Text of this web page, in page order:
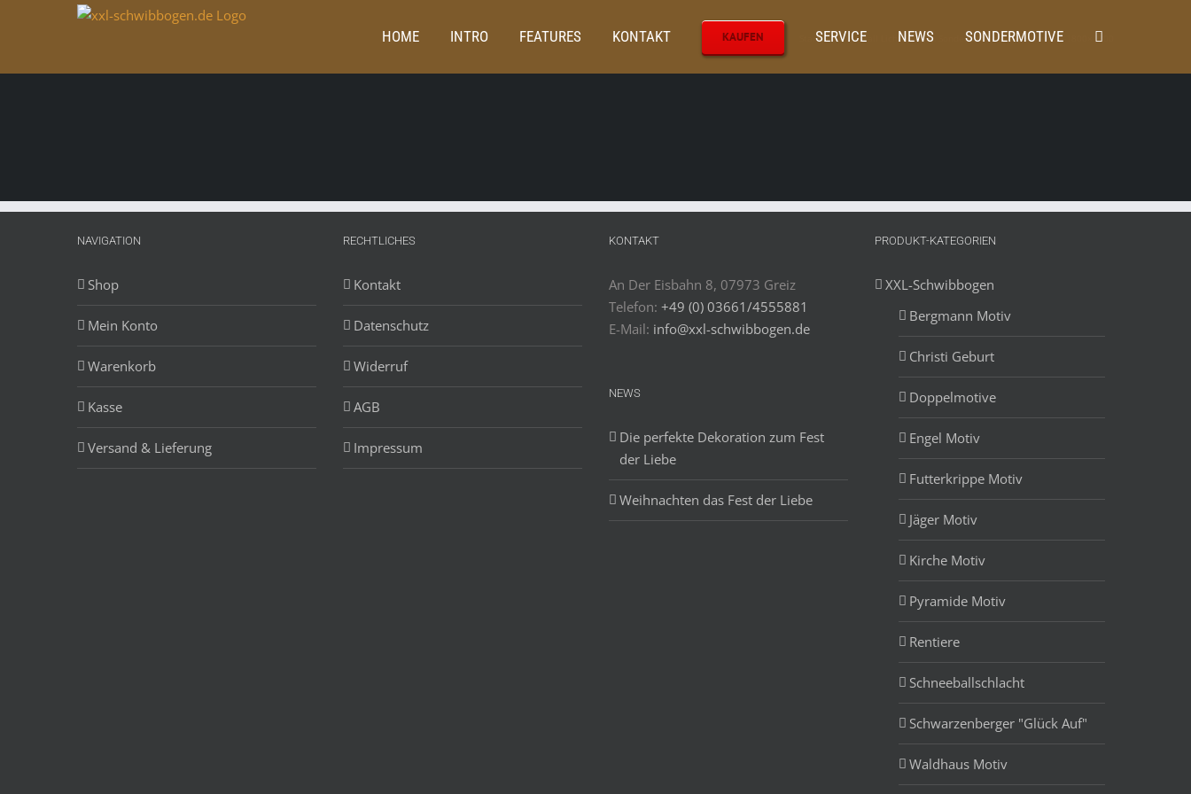
HOME INTRO FEATURES KONTAKT KAUFEN SERVICE NEWS SONDERMOTIVE
Startseite Metall Lichterbogen Sondermotive 25_Gruenthal-1800×1200
NAVIGATION
Shop
Mein Konto
Warenkorb
Kasse
Versand & Lieferung
RECHTLICHES
Kontakt
Datenschutz
Widerruf
AGB
Impressum
KONTAKT
An Der Eisbahn 8, 07973 Greiz
Telefon: +49 (0) 03661/4555881
E-Mail: info@xxl-schwibbogen.de
NEWS
Die perfekte Dekoration zum Fest
der Liebe
Weihnachten das Fest der Liebe
PRODUKT-KATEGORIEN
XXL-Schwibbogen
Bergmann Motiv
Christi Geburt
Doppelmotive
Engel Motiv
Futterkrippe Motiv
Jäger Motiv
Kirche Motiv
Pyramide Motiv
Rentiere
Schneeballschlacht
Schwarzenberger "Glück Auf"
Waldhaus Motiv